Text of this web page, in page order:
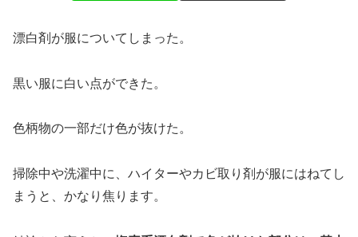
漂白剤が服についてしまった。
黒い服に白い点ができた。
色柄物の一部だけ色が抜けた。
掃除中や洗濯中に、ハイターやカビ取り剤が服にはねてし
まうと、かなり焦ります。